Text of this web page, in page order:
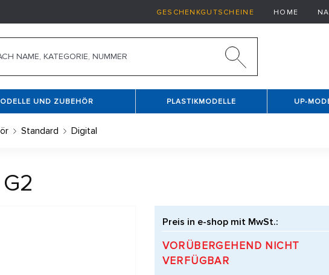
GESCHENKGUTSCHEINE HOME
UND ZUBEHÖR PLASTIKMODELLE UP-
Standard Digital
Preis in e-shop mit MwSt.:
VORÜBERGEHEND NICHT
VERFÜGBAR